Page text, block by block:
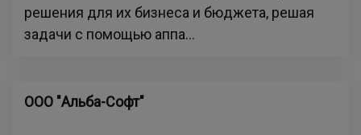
решения для их бизнеса и бюджета, решая
задачи с помощью аппа...
ООО "Альба-Софт"